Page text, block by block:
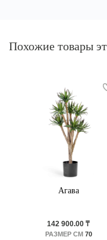
Похожие товары
Агава
142 900.00 ₸
РАЗМЕР СМ70